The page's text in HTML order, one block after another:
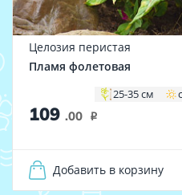
Целозия перистая
Пламя фолетовая
25-35 см
109 .00 i
Добавить в корзину